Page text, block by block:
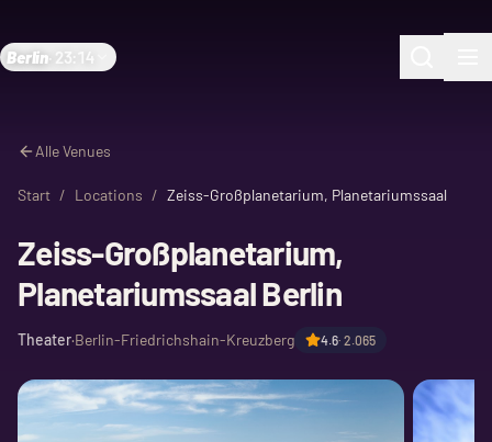
Berlin 23:14
Alle Venues
Start / Locations / Zeiss-Großplanetarium, Planetariumssaal
Zeiss-Großplanetarium,
Planetariumssaal Berlin
Theater·Berlin-Friedrichshain-Kreuzberg 4.6· 2.065